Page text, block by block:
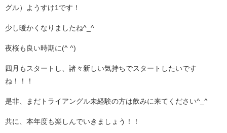
グル）ようすけ1です！
少し暖かくなりましたね^_^
夜桜も良い時期に(^ ^)
四月もスタートし、諸々新しい気持ちでスタートしたいです
ね！！！
是非、まだトライアングル未経験の方は飲みに来てください^_^
共に、本年度も楽しんでいきましょう！！